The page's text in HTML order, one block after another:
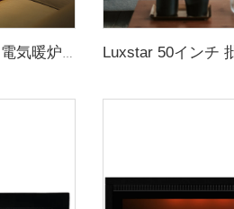
Luxstar 36インチ 壁埋め込み式 壁掛け電気暖炉ヒーター 装飾的マルチカラー炎 リモコン付き 室内用